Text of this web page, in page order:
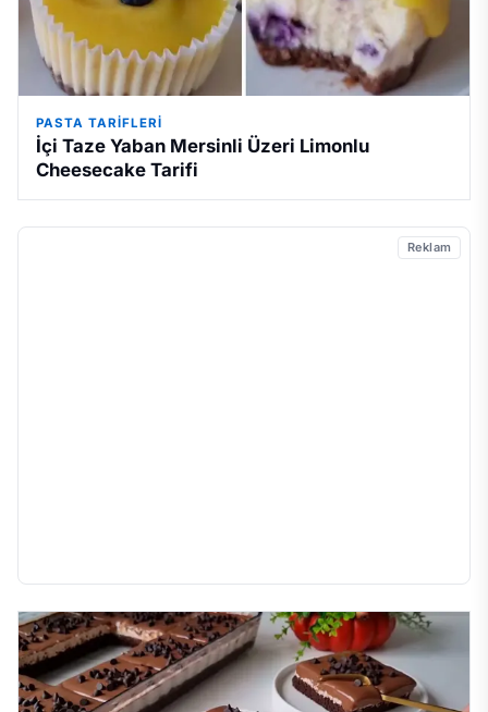
PASTA TARIFLERI
İçi Taze Yaban Mersinli Üzeri Limonlu
Cheesecake Tarifi
Reklam